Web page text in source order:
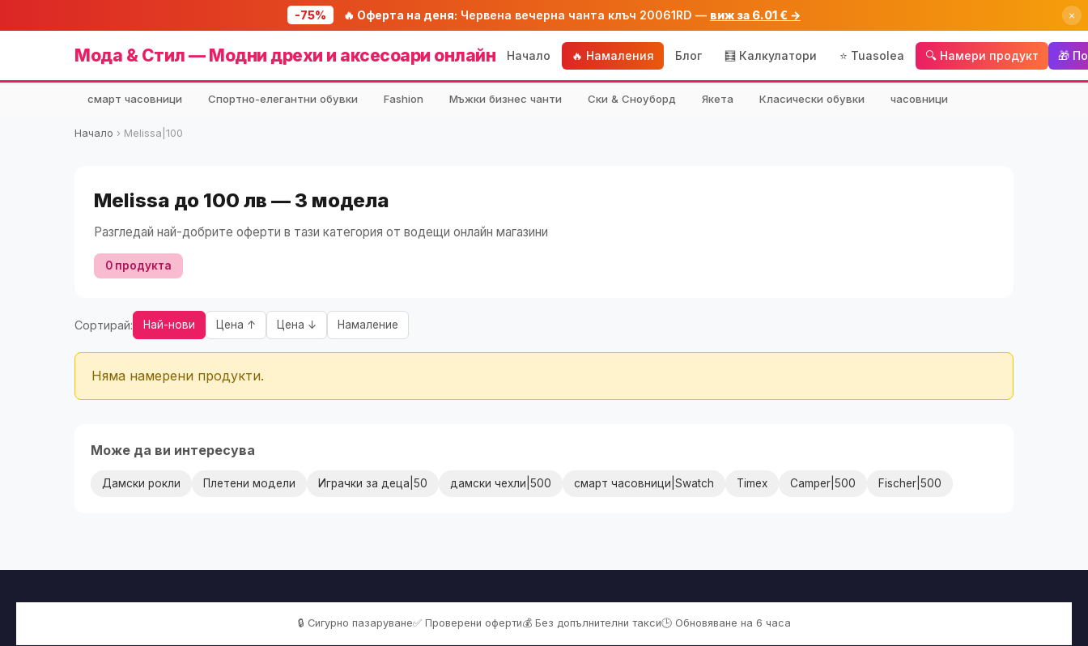
-75% 🔥 Оферта на деня: Червена вечерна чанта клъч 20061RD — виж за 6.01 € → ×
Мода & Стил — Модни дрехи и аксесоари онлайн Начало 🔥 Намаления Блог 🧮 Калкулатори ⭐ Tuasolea 🔍 Намери продукт 🎁
смарт часовници Спортно-елегантни обувки Fashion Мъжки бизнес чанти Ски & Сноуборд Якета Класически обувки часовници
Начало › Melissa|100
Melissa до 100 лв — 3 модела
Разгледай най-добрите оферти в тази категория от водещи онлайн магазини
0 продукта
Сортирай: Най-нови Цена ↑ Цена ↓ Намаление
Няма намерени продукти.
Може да ви интересува
Дамски рокли Плетени модели Играчки за деца|50 дамски чехли|500 смарт часовници|Swatch Timex Camper|500 Fischer|500
🔒 Сигурно пазаруване✅ Проверени оферти💰 Без допълнителни такси🕒 Обновяване на 6 часа